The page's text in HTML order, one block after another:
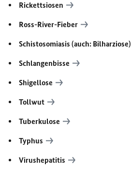
Rickettsiosen
Ross-River-Fieber
Schistosomiasis (auch: Bilharziose)
Schlangenbisse
Shigellose
Tollwut
Tuberkulose
Typhus
Virushepatitis